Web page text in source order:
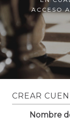
ACCESO
CREAR
Nombre